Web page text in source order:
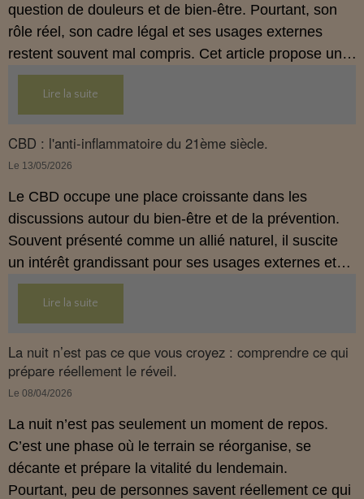
question de douleurs et de bien‑être. Pourtant, son
rôle réel, son cadre légal et ses usages externes
restent souvent mal compris. Cet article propose une
mise au point claire, moderne et conforme à la
réglementation française de 2026, afin de mieux
comprendre comment le CBD s’intègre dans une
approche globale de prévention.
Lire la suite
CBD : l'anti-inflammatoire du 21ème siècle.
Le 13/05/2026
Le CBD occupe une place croissante dans les
discussions autour du bien‑être et de la prévention.
Souvent présenté comme un allié naturel, il suscite
un intérêt grandissant pour ses usages externes et
son interaction avec le système endocannabinoïde.
Cet article propose une mise au point claire, moderne
et conforme à la réglementation française de 2026.
Lire la suite
La nuit n’est pas ce que vous croyez : comprendre ce qui
prépare réellement le réveil.
Le 08/04/2026
La nuit n’est pas seulement un moment de repos.
C’est une phase où le terrain se réorganise, se
décante et prépare la vitalité du lendemain.
Pourtant, peu de personnes savent réellement ce qui